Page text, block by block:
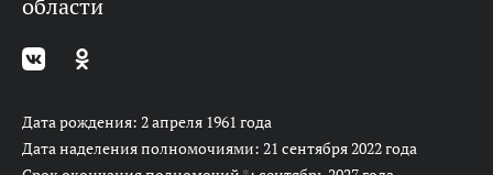
области
Дата рождения: 2 апреля 1961 года
Дата наделения полномочиями: 21 сентября 2022 года